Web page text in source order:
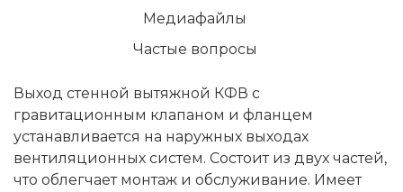
Медиафайлы
Частые вопросы
Выход стенной вытяжной КФВ с
гравитационным клапаном и фланцем
устанавливается на наружных выходах
вентиляционных систем. Состоит из двух частей,
что облегчает монтаж и обслуживание. Имеет